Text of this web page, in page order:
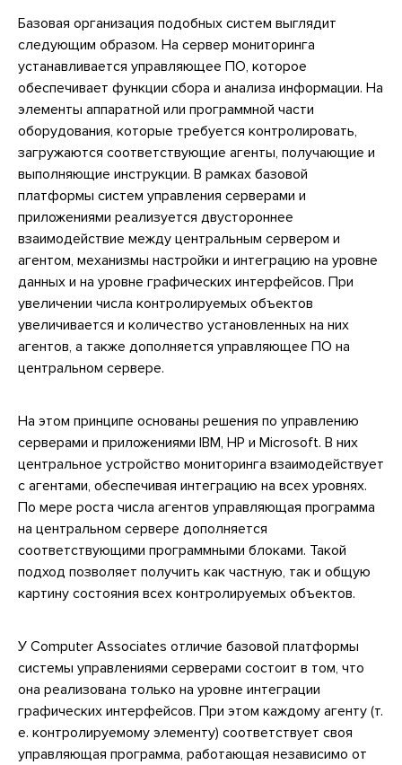
Базовая организация подобных систем выглядит
следующим образом. На сервер мониторинга
устанавливается управляющее ПО, которое
обеспечивает функции сбора и анализа информации. На
элементы аппаратной или программной части
оборудования, которые требуется контролировать,
загружаются соответствующие агенты, получающие и
выполняющие инструкции. В рамках базовой
платформы систем управления серверами и
приложениями реализуется двустороннее
взаимодействие между центральным сервером и
агентом, механизмы настройки и интеграцию на уровне
данных и на уровне графических интерфейсов. При
увеличении числа контролируемых объектов
увеличивается и количество установленных на них
агентов, а также дополняется управляющее ПО на
центральном сервере.
На этом принципе основаны решения по управлению
серверами и приложениями IBM, НР и Microsoft. В них
центральное устройство мониторинга взаимодействует
с агентами, обеспечивая интеграцию на всех уровнях.
По мере роста числа агентов управляющая программа
на центральном сервере дополняется
соответствующими программными блоками. Такой
подход позволяет получить как частную, так и общую
картину состояния всех контролируемых объектов.
У Сomputer Associates отличие базовой платформы
системы управлениями серверами состоит в том, что
она реализована только на уровне интеграции
графических интерфейсов. При этом каждому агенту (т.
е. контролируемому элементу) соответствует своя
управляющая программа, работающая независимо от